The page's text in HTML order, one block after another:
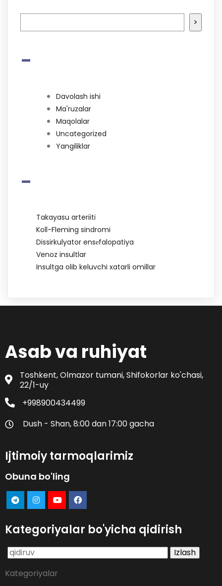
>
-
Davolash ishi
Ma'ruzalar
Maqolalar
Uncategorized
Yangiliklar
-
Takayasu arteriiti
Koll-Fleming sindromi
Dissirkulyator ensеfalopatiya
Venoz insultlar
Insultga olib keluvchi xatarli omillar
Asab va ruhiyat
Toshkent, Olmazor tumani, Shifokorlar ko'chasi,
22/1-uy
+998900434499
Dush - Shan, 8:00 dan 17:00 gacha
Ijtimoiy tarmoqlarimiz
Obuna bo'ling
Kategoriyalar bo'yicha qidirish
Qidirshish:
Kategoriyalar